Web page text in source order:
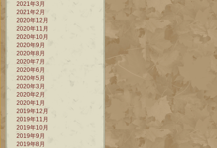
2021年3月
2021年2月
2020年12月
2020年11月
2020年10月
2020年9月
2020年8月
2020年7月
2020年6月
2020年5月
2020年3月
2020年2月
2020年1月
2019年12月
2019年11月
2019年10月
2019年9月
2019年8月